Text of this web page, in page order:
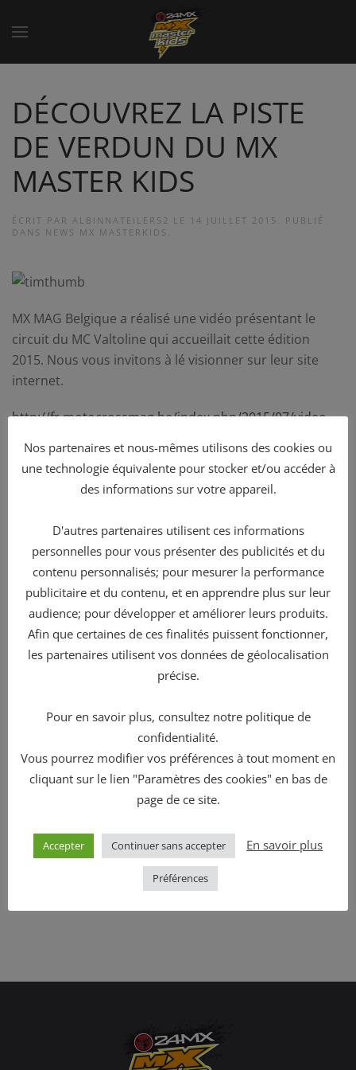
DÉCOUVREZ LA PISTE
DE VERDUN DU MX
MASTER KIDS
ÉCRIT PAR ALBINNATEILER52 LE 14 JUILLET 2015 . PUBLIÉ
DANS NEWS MX MASTERKIDS .
MX MAG Belgique a réalisé une vidéo présentant le
circuit du MC Valtoline qui accueillait cette édition
2015. Nous vous invitons à lé visionner sur leur site
internet.
http://fr.motocrossmag.be/index.php/2015/07/video-
Le rêve reste éveillé. Rendez-vous les 11 et 12 juillet à
Commercy.
COMMUNIQUÉ OFFICIEL : MICHEL COSTICH (1964-2026)
Rendez-vous les 11 et 12 juillet à Commercy !
Energx Drink, boisson officielle du 24MX MX Masterkids
MEFO Mousse, Racing Service officiel !
Nos partenaires et nous-mêmes utilisons des cookies ou
une technologie équivalente pour stocker et/ou accéder à
des informations sur votre appareil.
D'autres partenaires utilisent ces informations
personnelles pour vous présenter des publicités et du
contenu personnalisés; pour mesurer la performance
publicitaire et du contenu, et en apprendre plus sur leur
audience; pour développer et améliorer leurs produits.
Afin que certaines de ces finalités puissent fonctionner,
les partenaires utilisent vos données de géolocalisation
précise.
Pour en savoir plus, consultez notre politique de
confidentialité.
Vous pourrez modifier vos préférences à tout moment en
cliquant sur le lien "Paramètres des cookies" en bas de
page de ce site.
Accepter Continuer sans accepter En savoir plus
Préférences